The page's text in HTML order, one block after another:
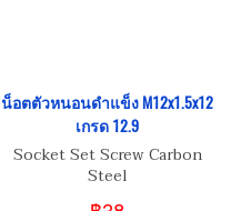
น็อตตัวหนอนดำแข็ง M12x1.5x12
เกรด 12.9
Socket Set Screw Carbon
Steel